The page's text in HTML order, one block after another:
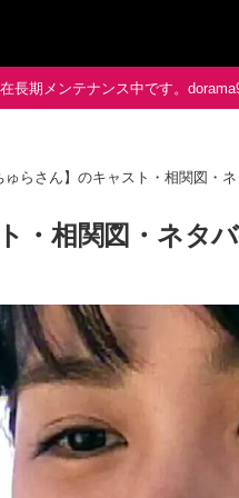
長期メンテナンス中です。
ゅらさん】のキャスト・相関図・
・相関図・ネタ